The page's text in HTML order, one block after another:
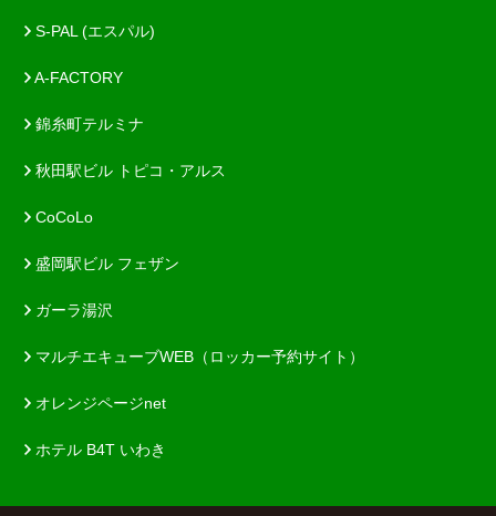
S-PAL (エスパル)
A-FACTORY
錦糸町テルミナ
秋田駅ビル トピコ・アルス
CoCoLo
盛岡駅ビル フェザン
ガーラ湯沢
マルチエキューブWEB（ロッカー予約サイト）
オレンジページnet
ホテル B4T いわき